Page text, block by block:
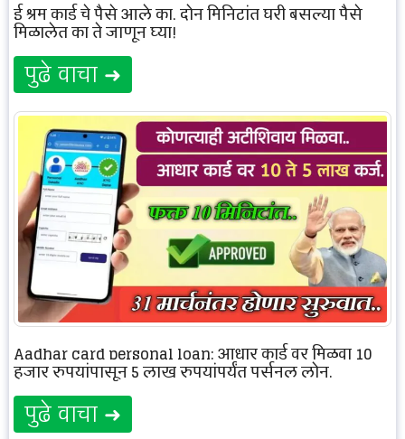
ई श्रम कार्ड चे पैसे आले का, दोन मिनिटांत घरी बसल्या पैसे
मिळालेत का ते जाणून घ्या!
पुढे वाचा ➜
Aadhar card personal loan: आधार कार्ड वर मिळवा 10
हजार रुपयांपासून 5 लाख रुपयांपर्यंत पर्सनल लोन.
पुढे वाचा ➜